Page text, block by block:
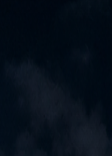
требовалось 10
уложить весь объём,
груза на складе
схему укладки: